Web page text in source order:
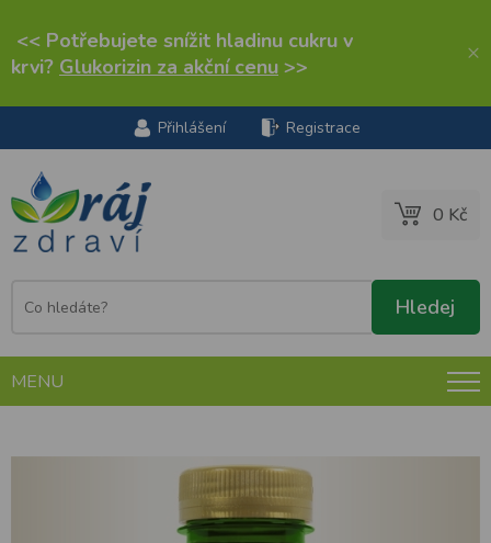
<< Potřebujete snížit hladinu cukru v
krvi? Glukorizin za akční cenu >> ×
Přihlášení Registrace
0 Kč
MENU
VitaHarmony RainForest Maca 500 mg 250